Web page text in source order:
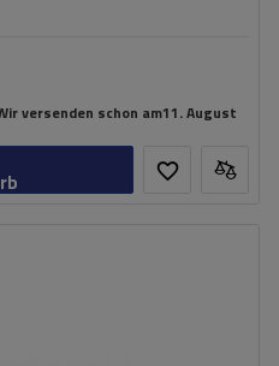
versenden schon am11. August